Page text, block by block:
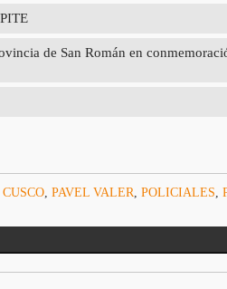
de San Román en
, PAVEL VALER POLICIALES